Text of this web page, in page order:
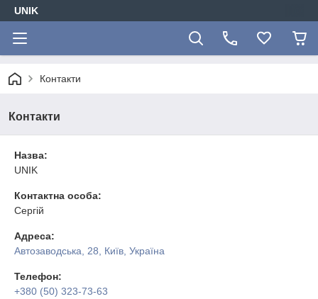
UNIK
Контакти
Контакти
Назва:
UNIK
Контактна особа:
Сергій
Адреса:
Автозаводська, 28, Київ, Україна
Телефон:
+380 (50) 323-73-63